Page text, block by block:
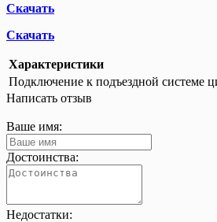
Скачать
Скачать
Характеристики
Подключение к подъездной системе
Написать отзыв
Ваше имя:
Достоинства:
Недостатки: